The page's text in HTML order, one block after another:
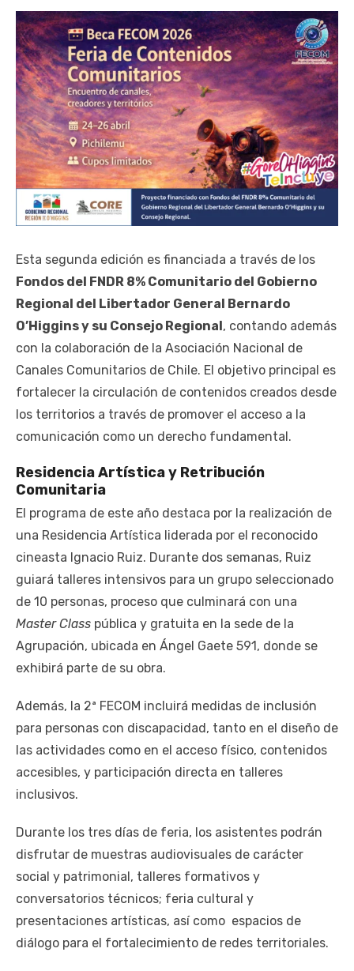
Esta segunda edición es financiada a través de los
Fondos del FNDR 8% Comunitario del Gobierno
Regional del Libertador General Bernardo
O’Higgins y su Consejo Regional, contando además
con la colaboración de la Asociación Nacional de
Canales Comunitarios de Chile. El objetivo principal es
fortalecer la circulación de contenidos creados desde
los territorios a través de promover el acceso a la
comunicación como un derecho fundamental.
Residencia Artística y Retribución
Comunitaria
El programa de este año destaca por la realización de
una Residencia Artística liderada por el reconocido
cineasta Ignacio Ruiz. Durante dos semanas, Ruiz
guiará talleres intensivos para un grupo seleccionado
de 10 personas, proceso que culminará con una
Master Class pública y gratuita en la sede de la
Agrupación, ubicada en Ángel Gaete 591, donde se
exhibirá parte de su obra.
Además, la 2ª FECOM incluirá medidas de inclusión
para personas con discapacidad, tanto en el diseño de
las actividades como en el acceso físico, contenidos
accesibles, y participación directa en talleres
inclusivos.
Durante los tres días de feria, los asistentes podrán
disfrutar de muestras audiovisuales de carácter
social y patrimonial, talleres formativos y
conversatorios técnicos; feria cultural y
presentaciones artísticas, así como espacios de
diálogo para el fortalecimiento de redes territoriales.